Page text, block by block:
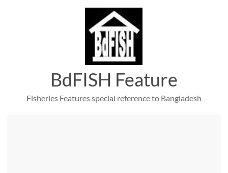
BdFISH Feature
Fisheries Features special reference to Bangladesh